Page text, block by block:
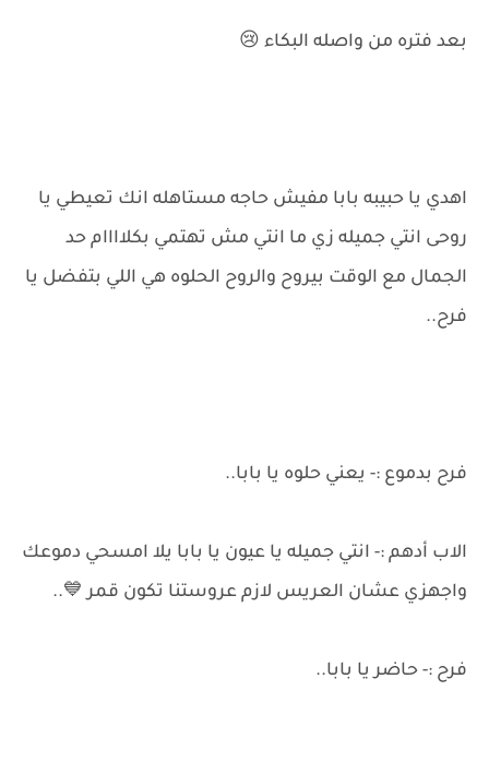
بعد فتره من واصله البكاء 😢
اهدي يا حبيبه بابا مفيش حاجه مستاهله انك تعيطي يا
روحى انتي جميله زي ما انتي مش تهتمي بكلاااام حد
الجمال مع الوقت بيروح والروح الحلوه هي اللي بتفضل يا
فرح..
فرح بدموع :- يعني حلوه يا بابا..
الاب أدهم :- انتي جميله يا عيون يا بابا يلا امسحي دموعك
واجهزي عشان العريس لازم عروستنا تكون قمر 💙..
فرح :- حاضر يا بابا..